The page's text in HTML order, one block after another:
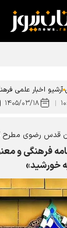
آرشیو اخبار علمی
۱۴۰۵/۰۳/۱۸
قدس رضوی مطرح
۱۵ هزار برنامه فرهنگی
خورشید»